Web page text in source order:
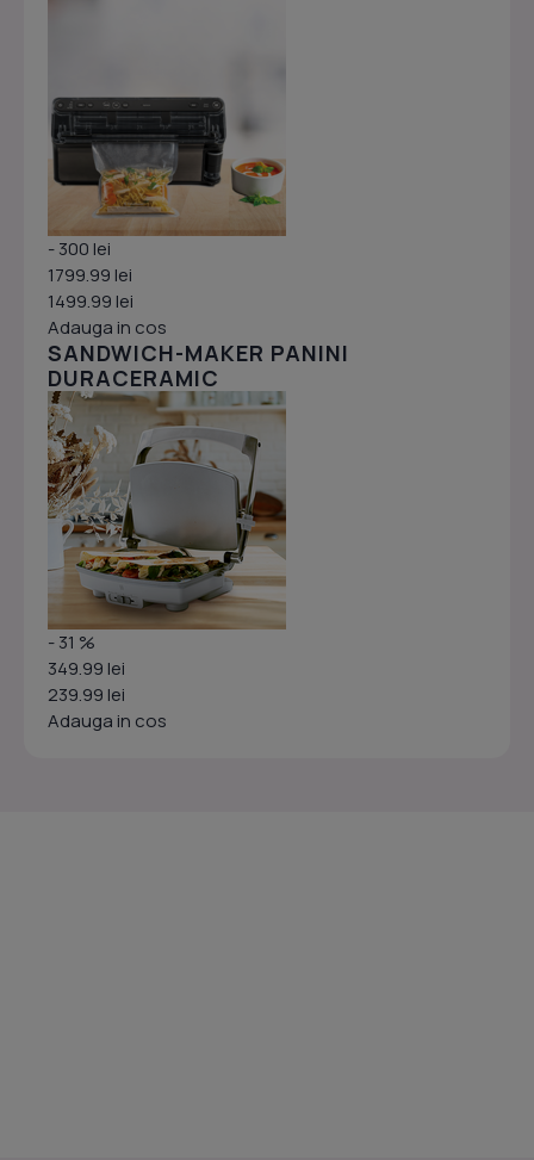
- 300 lei
1799.99 lei
1499.99 lei
Adauga in cos
SANDWICH-MAKER PANINI
DURACERAMIC
- 31 %
349.99 lei
239.99 lei
Adauga in cos